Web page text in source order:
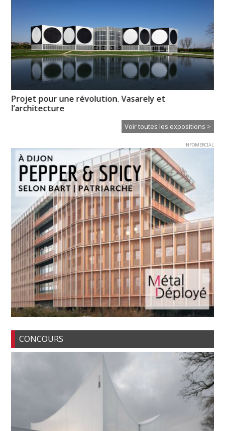
Projet pour une révolution. Vasarely et
l’architecture
Voir toutes les expositions >
INFOMERCIAL
CONCOURS